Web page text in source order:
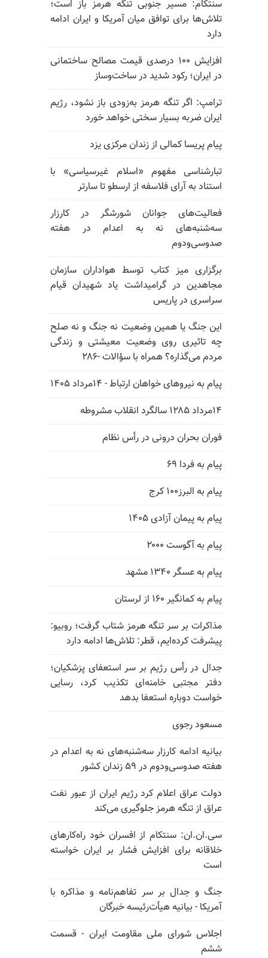
سنتکام: مسیر جنوبی تنگه هرمز باز است؛
تلاش‌ها برای توافق میان آمریکا و ایران ادامه
دارد
افزایش ۱۰۰ درصدی قیمت مصالح ساختمانی
در ایران؛ رکود شدید در ساخت‌وساز
ترامپ: اگر تنگه هرمز به‌زودی باز نشود، رژیم
ایران ضربه بسیار سختی خواهد خورد
پیام پریسا کمالی از زندان مرکزی یزد
تبارشناسی مفهوم «اسلام غیرسیاسی» با
استناد به آرای فلاسفه از ارسطو تا سارتر
فعالیت‌های جوانان شورشگر در کارزار
سه‌شنبه‌های نه به اعدام در هفته
صدوسی‌و‌دوم
برگزاری میز کتاب توسط هواداران سازمان
مجاهدین در گرامیداشت یاد شهیدان قیام
سراسری در پاریس
این جنگ یا همین وضعیت نه جنگ و نه صلح
چه تاثیری روی وضعیت معیشتی و زندگی
مردم می‌گذاره؟ همراه با سؤالات -۲۸۶
پیام به نیروهای خواهان ارتباط - ۱۴مرداد ۱۴۰۵
۱۴مرداد ۱۲۸۵ سالگرد انقلاب مشروطه
فوران بحران درونی در رأس نظام
پیام به فردا ۶۹
پیام به البرز۱۰۰ کرج
پیام به پیمان آزادی ۱۴۰۵
پیام به آگوست ۲۰۰۰
پیام به عسگر ۱۳۴۰ مشهد
پیام به کمانگیر ۱۶۰ از لرستان
مذاکرات بر سر تنگه هرمز شتاب گرفت؛ روبیو:
پیشرفت کرده‌ایم، قطر: تلاش‌ها ادامه دارد
جدال در رأس رژیم بر سر استعفای پزشکیان؛
دفتر مجتبی خامنه‌ای تکذیب کرد، رسایی
خواست دوباره استعفا بدهد
مسعود رجوی
بیانیه ادامه کارزار سه‌شنبه‌های نه به اعدام در
هفته صدوسی‌و‌دوم در ۵۹ زندان کشور
دولت عراق اعلام کرد رژیم ایران از عبور نفت
عراق از تنگه هرمز جلوگیری می‌کند
سی.ان.ان: سنتکام از افسران خود راه‌کارهای
خلاقانه برای افزایش فشار بر ایران خواسته
است
جنگ و جدال بر سر تفاهم‌نامه و مذاکره با
آمریکا - بیانیه هیأت‌رئیسه خبرگان
اجلاس شورای ملی مقاومت ایران - قسمت
ششم